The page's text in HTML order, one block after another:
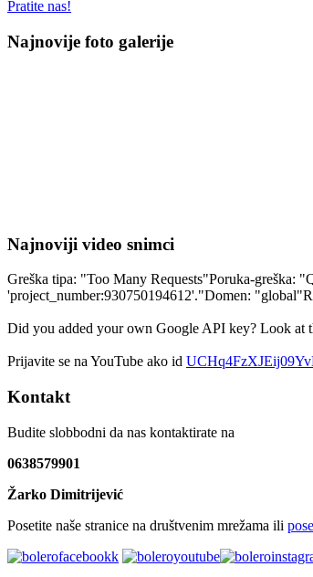
Pratite nas!
Najnovije foto galerije
Najnoviji video snimci
Greška tipa: "Too Many Requests"Poruka-greška:
'project_number:930750194612'."Domen:
Did you added your own Google API key? Look at
Prijavite se na YouTube ako id
Kontakt
Budite slobbodni da nas kontaktirate na
0638579901
Žarko Dimitrijević
Posetite naše stranice na društvenim mrežama ili